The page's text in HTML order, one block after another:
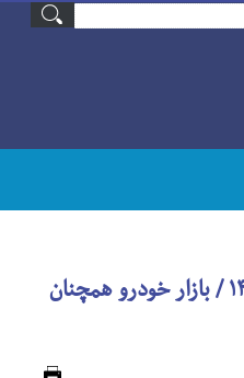
قیمت خودرو امروز ۱۳ تیر ۱۴۰۵ / بازار خودرو همچنان